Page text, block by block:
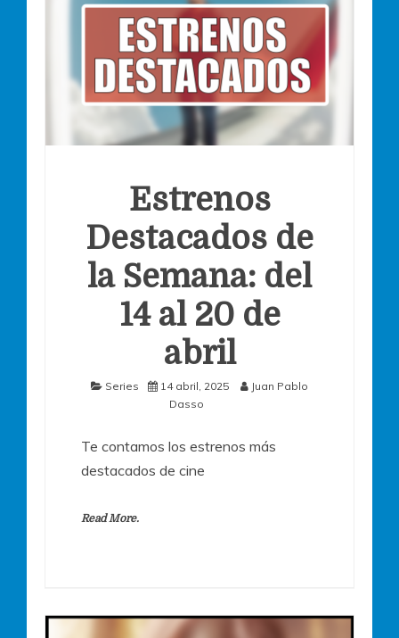
Estrenos
Destacados de
la Semana: del
14 al 20 de
abril
Series 14 abril, 2025
Juan Pablo
Dasso
Te contamos los estrenos más
destacados de cine
Read More.